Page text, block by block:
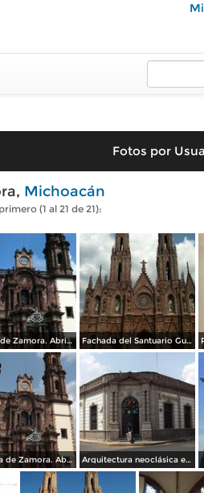
Fotos por
Michoacán
(1 al 21 de 21):
Catedral de Zamora. Abril/2015 Fachada del Santuario Guadalupano, estilo gótico. Abril/2015
Parroquia de Zamora. Abril/2015 Arquitectura neoclásica en el centro de la ciudad. Abril/2015